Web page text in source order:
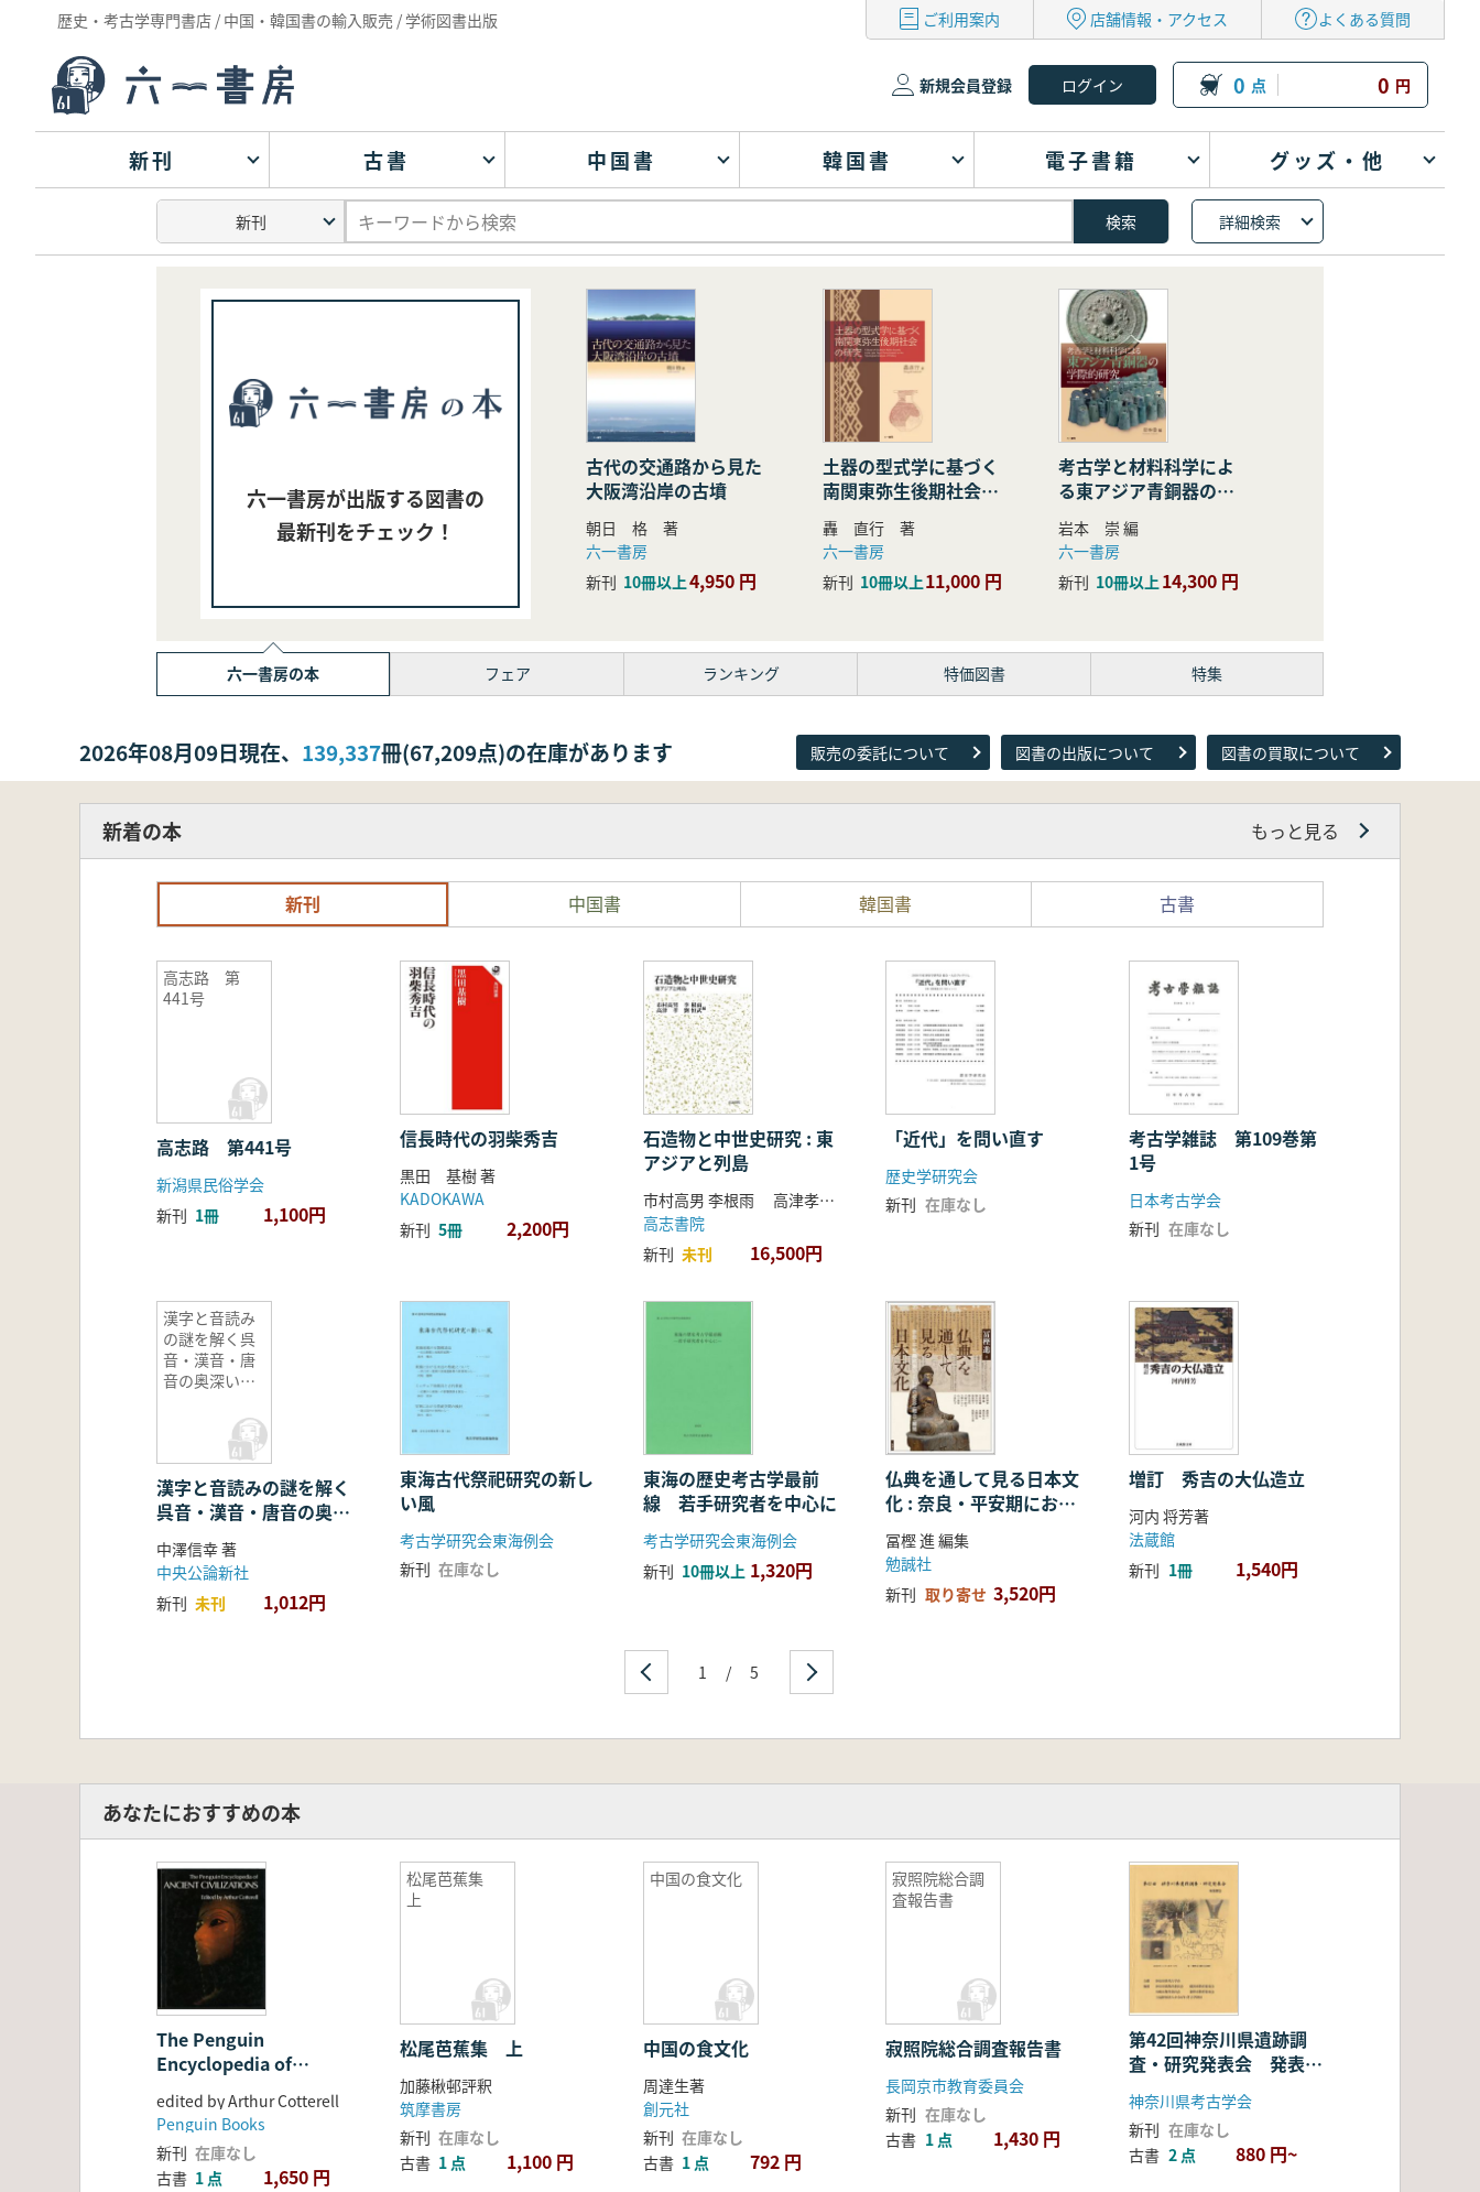
歴史・考古学専門書店 / 中国・韓国書の輸入販売 / 学術図書出版 ご利用案内 店舗情報・アクセス よくある質問
新規会員登録 0 点 0 円
新刊 古書 中国書 韓国書 電子書籍 グッズ・他
詳細検索
六一書房が出版する図書の
最新刊をチェック！
古代の交通路から見た
大阪湾沿岸の古墳
朝日 格 著
六一書房
新刊 10冊以上4,950 円
土器の型式学に基づく
南関東弥生後期社会の
研究
轟 直行 著
六一書房
新刊 10冊以上11,000 円
考古学と材料科学によ
る東アジア青銅器の学
際的研究
岩本 崇 編
六一書房
新刊 10冊以上14,300 円
六一書房の本 フェア ランキング 特価図書 特集
2026年08月09日現在、 139,337冊(67,209点)の在庫があります 販売の委託について 図書の出版について 図書の買取について
新着の本 もっと見る
新刊 中国書 韓国書 古書
高志路 第
441号
高志路 第441号
新潟県民俗学会
新刊 1冊 1,100円
信長時代の羽柴秀吉
黒田 基樹 著
KADOKAWA
新刊 5冊 2,200円
石造物と中世史研究 : 東
アジアと列島
市村高男 李根雨 高津孝 劉恒武 編
高志書院
新刊 未刊 16,500円
「近代」を問い直す
歴史学研究会
新刊 在庫なし
考古学雑誌 第109巻第
1号
日本考古学会
新刊 在庫なし
漢字と音読み
の謎を解く呉
音・漢音・唐
音の奥深い世
漢字と音読みの謎を解く
呉音・漢音・唐音の奥深
い世界
中澤信幸 著
中央公論新社
新刊 未刊 1,012円
東海古代祭祀研究の新し
い風
考古学研究会東海例会
新刊 在庫なし
東海の歴史考古学最前
線 若手研究者を中心に
考古学研究会東海例会
新刊 10冊以上 1,320円
仏典を通して見る日本文
化 : 奈良・平安期におけ
る仏教の受容・融合・展
開
冨樫 進 編集
勉誠社
新刊 取り寄せ 3,520円
増訂 秀吉の大仏造立
河内 将芳著
法蔵館
新刊 1冊 1,540円
1 / 5
あなたにおすすめの本
The Penguin
Encyclopedia of
Ancient Civilizations
edited by Arthur Cotterell
Penguin Books
新刊 在庫なし
古書 1 点 1,650 円
松尾芭蕉集
上
松尾芭蕉集 上
加藤楸邨評釈
筑摩書房
新刊 在庫なし
古書 1 点 1,100 円
中国の食文化
中国の食文化
周達生著
創元社
新刊 在庫なし
古書 1 点 792 円
寂照院総合調
査報告書
寂照院総合調査報告書
長岡京市教育委員会
新刊 在庫なし
古書 1 点 1,430 円
第42回神奈川県遺跡調
査・研究発表会 発表要
旨
神奈川県考古学会
新刊 在庫なし
古書 2 点 880 円~